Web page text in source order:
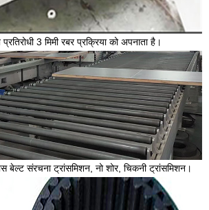
3 मिमी रबर प्रक्रिया को अपनाता है।
बेल्ट संरचना ट्रांसमिशन, नो शोर, चिकनी ट्रांसमिशन।